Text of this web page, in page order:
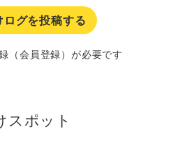
ログを投稿する
（会員登録）が必要です
スポット